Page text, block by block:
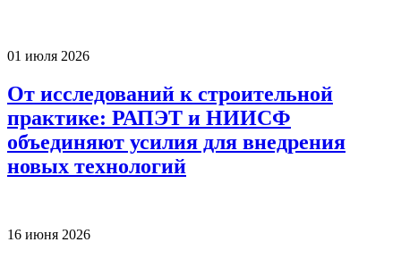
01 июля 2026
От исследований к строительной
практике: РАПЭТ и НИИСФ
объединяют усилия для внедрения
новых технологий
16 июня 2026